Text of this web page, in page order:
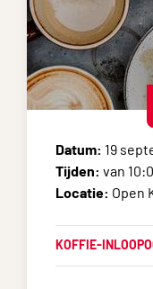
Datum: 19
Tijden: van
Locatie: Open
KOFFIE-